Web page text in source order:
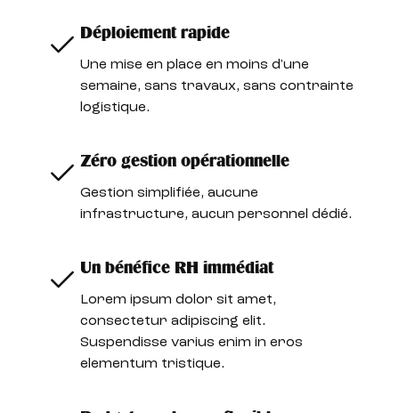
Déploiement rapide
Une mise en place en moins d'une
semaine, sans travaux, sans contrainte
logistique.
Zéro gestion opérationnelle
Gestion simplifiée, aucune
infrastructure, aucun personnel dédié.
Un bénéfice RH immédiat
Lorem ipsum dolor sit amet,
consectetur adipiscing elit.
Suspendisse varius enim in eros
elementum tristique.